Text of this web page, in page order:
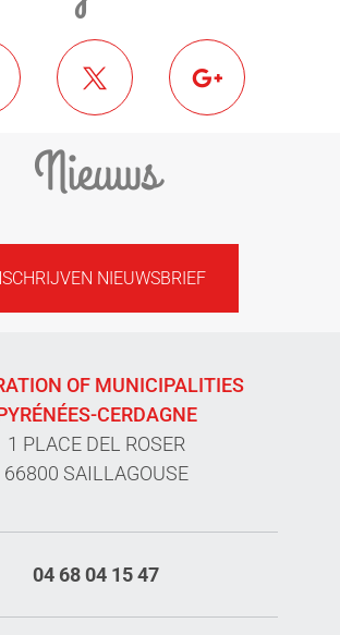
Nieuws
NIEUWSBRIEF
OF MUNICIPALITIES
CERDAGNE
1 PLACE DEL ROSER
66800 SAILLAGOUSE
04 68 04 15 47